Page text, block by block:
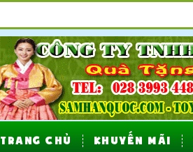
TRANG CHỦ KHUYẾN MÃI